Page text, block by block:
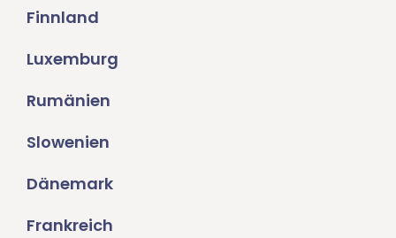
Finnland
Luxemburg
Rumänien
Slowenien
Dänemark
Frankreich